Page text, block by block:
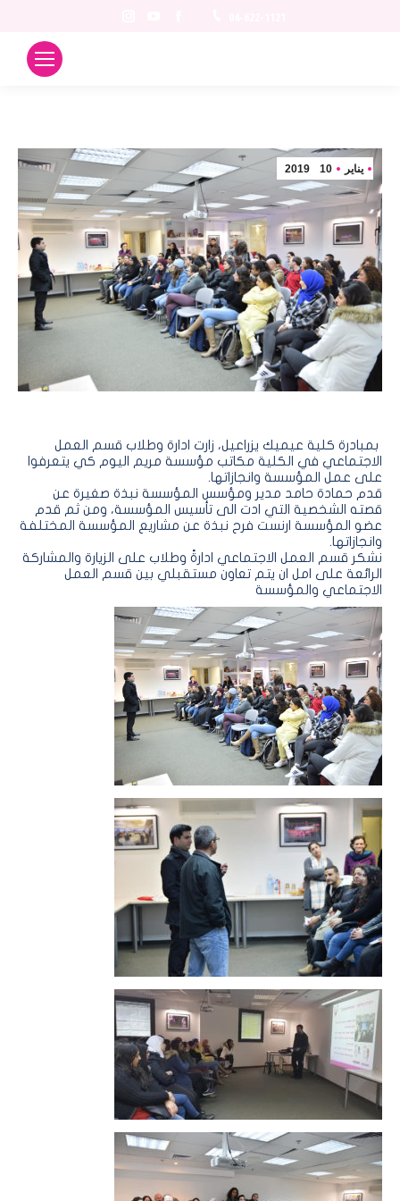
يناير 10
2019
بمبادرة كلية عيميك يزراعيل، زارت ادارة وطلاب قسم العمل
الاجتماعي في الكلية مكاتب مؤسسة مريم اليوم كي يتعرفوا
على عمل المؤسسة وانجازاتها.
قدم حمادة حامد مدير ومؤسس المؤسسة نبذة صغيرة عن
قصته الشخصية التي ادت الى تأسيس المؤسسة، ومن ثم قدم
عضو المؤسسة ارنست فرح نبذة عن مشاريع المؤسسة المختلفة
وانجازاتها.
نشكر قسم العمل الاجتماعي ادارةً وطلاب على الزيارة والمشاركة
الرائعة على امل ان يتم تعاون مستقبلي بين قسم العمل
الاجتماعي والمؤسسة